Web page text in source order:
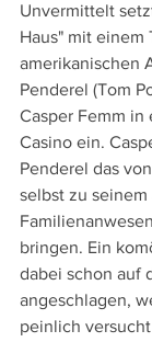
Unvermittelt
Haus" mit einem
amerikanischen
Penderel (Tom
Casper Femm in
Casino ein.
Penderel das
selbst zu seinem
bringen. Ein
dabei schon auf
angeschlagen,
peinlich